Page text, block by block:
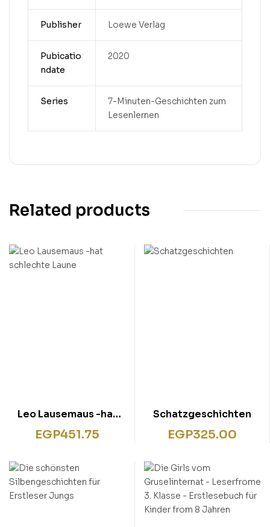
Publisher Loewe Verlag
Pubicatio
ndate
2020
Series
7-Minuten-Geschichten zum
Lesenlernen
Related products
Leo Lausemaus -hat
schlechte Laune
EGP451.75
Schatzgeschichten
EGP325.00